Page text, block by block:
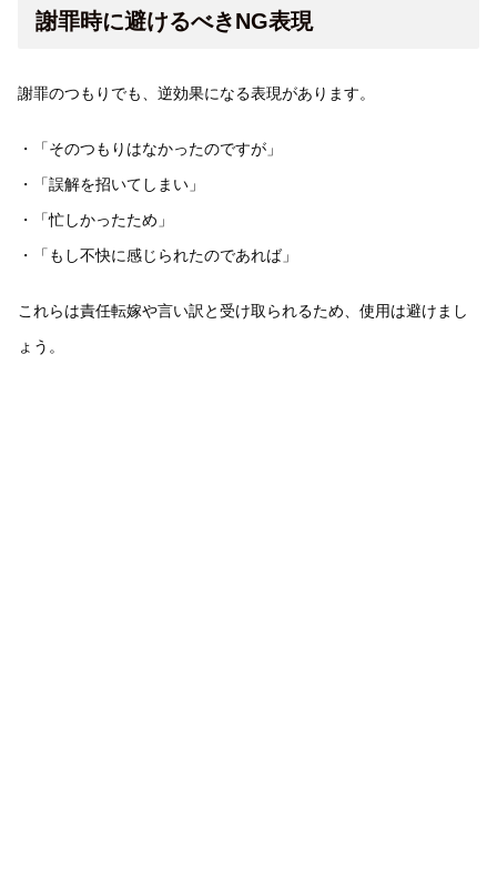
謝罪時に避けるべきNG表現
謝罪のつもりでも、逆効果になる表現があります。
・「そのつもりはなかったのですが」
・「誤解を招いてしまい」
・「忙しかったため」
・「もし不快に感じられたのであれば」
これらは責任転嫁や言い訳と受け取られるため、使用は避けまし
ょう。